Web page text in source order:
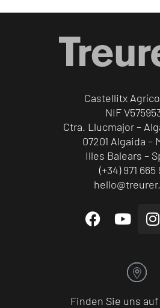
Castellitx
NIF
Ctra. Llucmajor –
07201 Algaida –
Illes Balears –
(+34) 971 665
Finden Sie uns